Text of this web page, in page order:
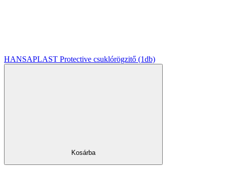
HANSAPLAST Protective csuklórögzitő (1db)
Kosárba